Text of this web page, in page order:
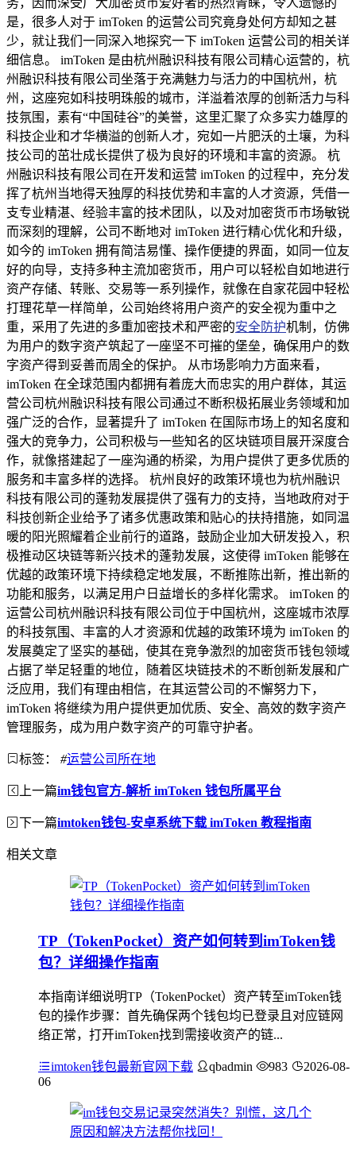
是，很多人对于 imToken 的运营公司究竟身处何方却知之甚
少，就让我们一同深入地探究一下 imToken 运营公司的相关详
细信息。 imToken 是由杭州融识科技有限公司精心运营的，杭
州融识科技有限公司坐落于充满魅力与活力的中国杭州，杭
州，这座宛如科技明珠般的城市，洋溢着浓厚的创新活力与科
技氛围，素有“中国硅谷”的美誉，这里汇聚了众多实力雄厚的
科技企业和才华横溢的创新人才，宛如一片肥沃的土壤，为科
技公司的茁壮成长提供了极为良好的环境和丰富的资源。 杭
州融识科技有限公司在开发和运营 imToken 的过程中，充分发
挥了杭州当地得天独厚的科技优势和丰富的人才资源，凭借一
支专业精湛、经验丰富的技术团队，以及对加密货币市场敏锐
而深刻的理解，公司不断地对 imToken 进行精心优化和升级，
如今的 imToken 拥有简洁易懂、操作便捷的界面，如同一位友
好的向导，支持多种主流加密货币，用户可以轻松自如地进行
资产存储、转账、交易等一系列操作，就像在自家花园中轻松
打理花草一样简单，公司始终将用户资产的安全视为重中之
重，采用了先进的多重加密技术和严密的安全防护机制，仿佛
为用户的数字资产筑起了一座坚不可摧的堡垒，确保用户的数
字资产得到妥善而周全的保护。 从市场影响力方面来看，
imToken 在全球范围内都拥有着庞大而忠实的用户群体，其运
营公司杭州融识科技有限公司通过不断积极拓展业务领域和加
强广泛的合作，显著提升了 imToken 在国际市场上的知名度和
强大的竞争力，公司积极与一些知名的区块链项目展开深度合
作，就像搭建起了一座沟通的桥梁，为用户提供了更多优质的
服务和丰富多样的选择。 杭州良好的政策环境也为杭州融识
科技有限公司的蓬勃发展提供了强有力的支持，当地政府对于
科技创新企业给予了诸多优惠政策和贴心的扶持措施，如同温
暖的阳光照耀着企业前行的道路，鼓励企业加大研发投入，积
极推动区块链等新兴技术的蓬勃发展，这使得 imToken 能够在
优越的政策环境下持续稳定地发展，不断推陈出新，推出新的
功能和服务，以满足用户日益增长的多样化需求。 imToken 的
运营公司杭州融识科技有限公司位于中国杭州，这座城市浓厚
的科技氛围、丰富的人才资源和优越的政策环境为 imToken 的
发展奠定了坚实的基础，使其在竞争激烈的加密货币钱包领域
占据了举足轻重的地位，随着区块链技术的不断创新发展和广
泛应用，我们有理由相信，在其运营公司的不懈努力下，
imToken 将继续为用户提供更加优质、安全、高效的数字资产
管理服务，成为用户数字资产的可靠守护者。
标签： #运营公司所在地
上一篇im钱包官方-解析 imToken 钱包所属平台
下一篇imtoken钱包-安卓系统下载 imToken 教程指南
相关文章
TP（TokenPocket）资产如何转到imToken钱
包？详细操作指南
本指南详细说明TP（TokenPocket）资产转至imToken钱
包的操作步骤：首先确保两个钱包均已登录且对应链网
络正常，打开imToken找到需接收资产的链...
imtoken钱包最新官网下载 qbadmin 983
2026-08-
06